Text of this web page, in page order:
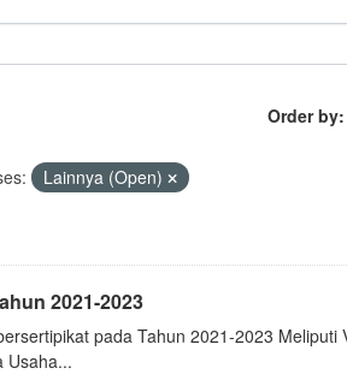
Order by
Lainnya (Open)
2021-2023
pada Tahun 2021-2023 Meliputi
Usaha...